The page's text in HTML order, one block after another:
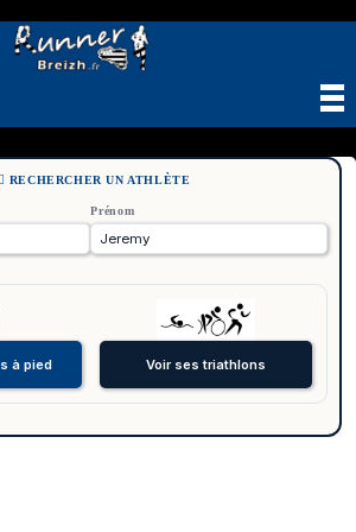
RECHERCHER UN ATHLÈTE
Prénom